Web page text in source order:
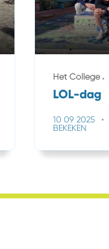
Het College
LOL-dag
10 09 2025
BEKEKEN